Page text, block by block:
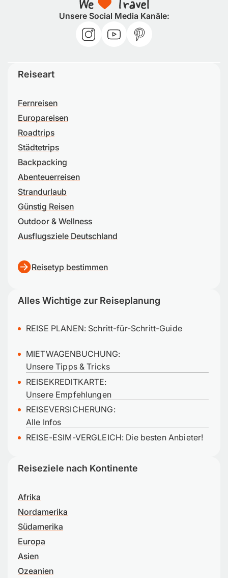
Unsere Social Media Kanäle:
Reiseart
Fernreisen
Europareisen
Roadtrips
Städtetrips
Backpacking
Abenteuerreisen
Strandurlaub
Günstig Reisen
Outdoor & Wellness
Ausflugsziele Deutschland
Reisetyp bestimmen
Alles Wichtige zur Reiseplanung
REISE PLANEN: Schritt-für-Schritt-Guide
MIETWAGENBUCHUNG:
Unsere Tipps & Tricks
REISEKREDITKARTE:
Unsere Empfehlungen
REISEVERSICHERUNG:
Alle Infos
REISE-ESIM-VERGLEICH: Die besten Anbieter!
Reiseziele nach Kontinente
Afrika
Nordamerika
Südamerika
Europa
Asien
Ozeanien